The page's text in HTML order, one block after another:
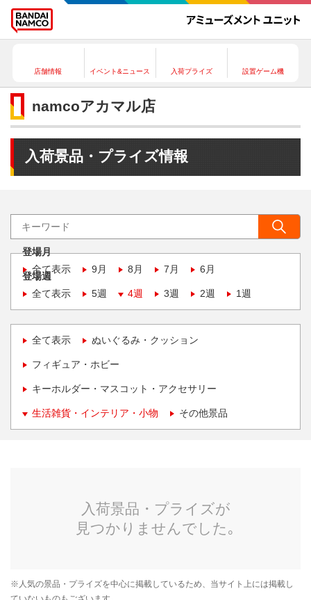
店舗情報 イベント&ニュース 入荷プライズ 設置ゲーム機
namcoアカマル店
入荷景品・プライズ情報
登場月
全て表示
9月 8月 7月 6月
登場週
全て表示
5週 4週 3週 2週 1週
全て表示 ぬいぐるみ・クッション
フィギュア・ホビー
キーホルダー・マスコット・アクセサリー
生活雑貨・インテリア・小物 その他景品